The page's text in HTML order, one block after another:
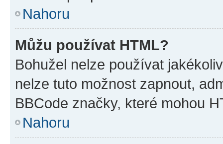
Nahoru
Můžu používat HTML?
Bohužel nelze používat
nelze tuto možnost zapnout,
BBCode značky, které mohou
Nahoru